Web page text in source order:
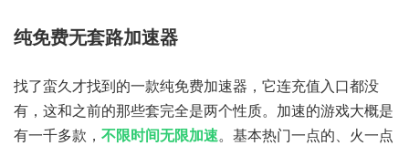
纯免费无套路加速器
找了蛮久才找到的一款纯免费加速器，它连充值入口都没
有，这和之前的那些套完全是两个性质。加速的游戏大概是
有一千多款， 不限时间无限加速。基本热门一点的、火一点